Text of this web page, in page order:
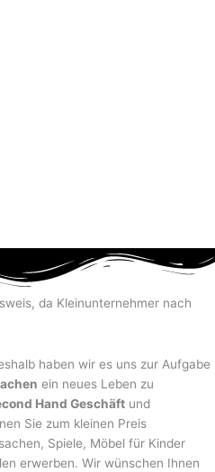
da Kleinunternehmer nach
haben wir es uns zur Aufgabe
ein neues Leben zu
Hand Geschäft und
Sie zum kleinen Preis
Spiele, Möbel für Kinder
erwerben. Wir wünschen Ihnen